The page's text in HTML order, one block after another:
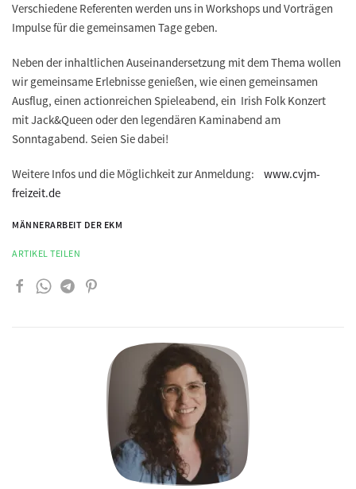
Verschiedene Referenten werden uns in Workshops und Vorträgen
Impulse für die gemeinsamen Tage geben.
Neben der inhaltlichen Auseinandersetzung mit dem Thema wollen
wir gemeinsame Erlebnisse genießen, wie einen gemeinsamen
Ausflug, einen actionreichen Spieleabend, ein Irish Folk Konzert
mit Jack&Queen oder den legendären Kaminabend am
Sonntagabend. Seien Sie dabei!
Weitere Infos und die Möglichkeit zur Anmeldung: www.cvjm-
freizeit.de
MÄNNERARBEIT DER EKM
ARTIKEL TEILEN